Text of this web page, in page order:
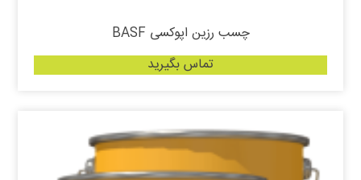
چسب رزین اپوکسی BASF
تماس بگیرید